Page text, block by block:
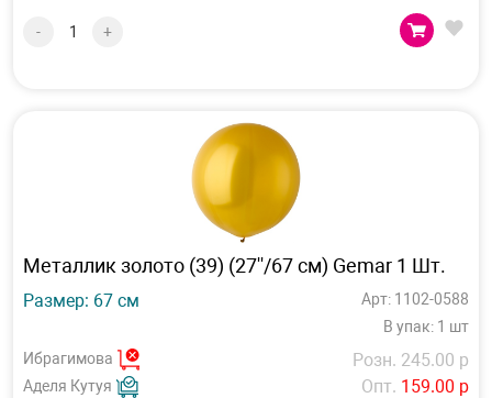
- +
Металлик золото (39) (27''/67 см) Gemar 1 Шт.
Размер: 67 см
Арт: 1102-0588
В упак: 1 шт
Ибрагимова
Аделя Кутуя
Розн. 245.00 р
Опт. 159.00 р